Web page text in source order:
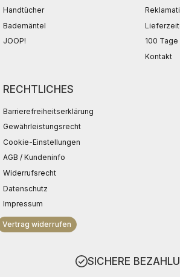
Handtücher
Bademäntel
JOOP!
100
Kontakt
RECHTLICHES
Barrierefreiheitserklärung
Gewährleistungsrecht
Cookie-Einstellungen
AGB / Kundeninfo
Widerrufsrecht
Datenschutz
Impressum
Vertrag widerrufen
SICHERE